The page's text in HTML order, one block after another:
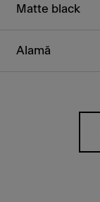
Matte black
Alamă